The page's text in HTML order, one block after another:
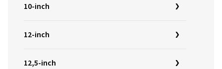
10-inch
12-inch
12,5-inch